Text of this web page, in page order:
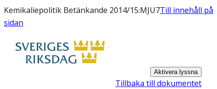
Kemikaliepolitik Betänkande 2014/15:MJU7Till innehåll på
sidan
Aktivera lyssna
Tillbaka till dokumentet